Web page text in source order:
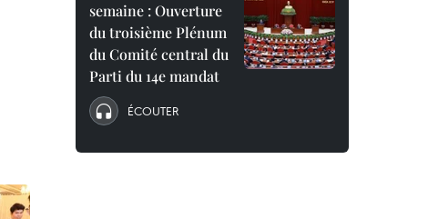
semaine : Ouverture
du troisième Plénum
du Comité central du
Parti du 14e mandat
ÉCOUTER